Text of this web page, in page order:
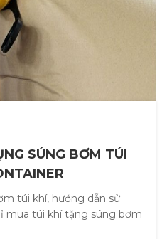
SÚNG BƠM TÚI
túi khí, hướng dẫn sử
mua túi khí tặng súng bơm